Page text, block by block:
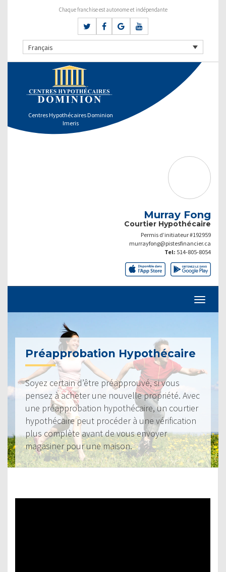
Chaque franchise est autonome et indépendante
Français
Centres Hypothécaires Dominion
Imeris
Murray Fong
Courtier Hypothécaire
Permis d’initiateur #192959
murrayfong@pistesfinancier.ca
Tel: 514-805-8054
Préapprobation Hypothécaire
Soyez certain d’être préapprouvé, si vous
pensez à acheter une nouvelle propriété. Avec
une préapprobation hypothécaire, un courtier
hypothécaire peut procéder à une vérification
plus complète avant de vous envoyer
magasiner pour une maison.